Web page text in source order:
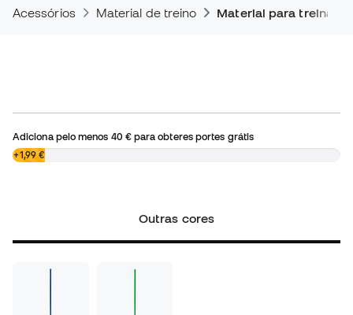
Acessórios Material de treino Material para
Adiciona pelo menos 40 €para obteres portes grátis
0,00 €
+1,99 €
Outras cores